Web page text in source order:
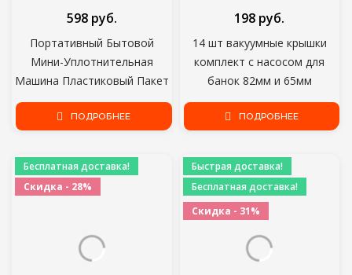
Портативный Бытовой
Мини-Уплотнительная
Машина Пластиковый Пакет
Сумка Для Хранения
Путешествия Рука Давление
598 руб.
ПОДРОБНЕЕ
14 шт вакуумные крышки
комплект с насосом для
банок 82мм и 65мм
вакуумное уплотнение
Консервная система
198 руб.
ПОДРОБНЕЕ
Бесплатная доставка!
Скидка - 28%
Быстрая доставка!
Бесплатная доставка!
Скидка - 31%